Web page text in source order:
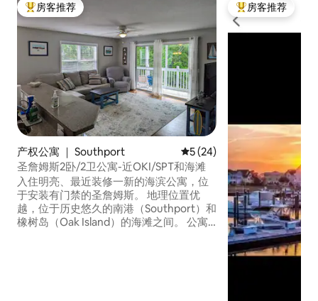
热门「房客推荐」
房客推荐
产权公寓 ｜ Southport 平均评分 5 分（满分 5 分）
5 (24)
圣詹姆斯2卧/2卫公寓-近OKI/SPT和海滩
入住明亮、最近装修一新的海滨公寓，位
于安装有门禁的圣詹姆斯。 地理位置优
越，位于历史悠久的南港（Southport）和
橡树岛（Oak Island）的海滩之间。 公寓
热门「房客推荐」
房客推荐